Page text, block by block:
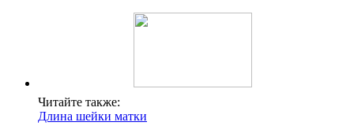
Читайте также:
Длина шейки матки